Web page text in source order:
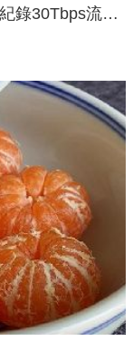
錄30Tbps流量